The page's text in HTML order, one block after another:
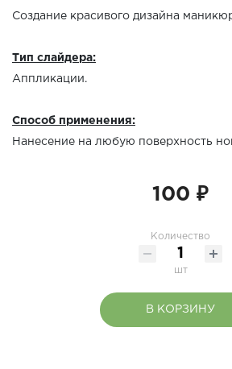
Создание красивого дизайна
Тип слайдера:
Аппликации.
Способ применения:
Нанесение на любую поверхность
100 ₽
Количество
шт
В КОРЗИНУ